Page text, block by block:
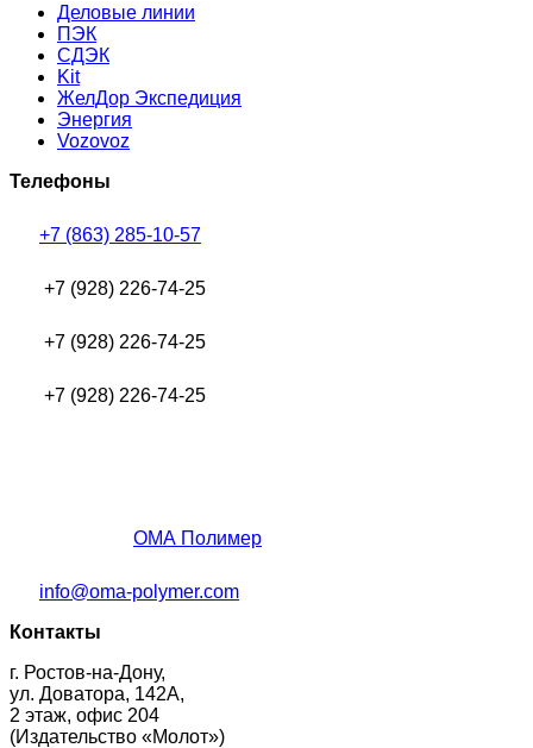
Деловые линии
ПЭК
СДЭК
Kit
ЖелДор Экспедиция
Энергия
Vozovoz
Телефоны
+7 (863) 285-10-57
+7 (928) 226-74-25
+7 (928) 226-74-25
+7 (928) 226-74-25
ОМА Полимер
info@oma-polymer.com
Контакты
г. Ростов-на-Дону,
ул. Доватора, 142А,
2 этаж, офис 204
(Издательство «Молот»)